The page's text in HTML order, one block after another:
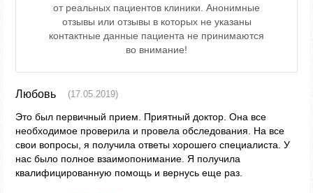
от реальных пациентов клиники. Анонимные
отзывы или отзывы в которых не указаны
контактные данные пациента не принимаются
во внимание!
Любовь (17.05.2019)
Это был первичный прием. Приятный доктор. Она все
необходимое проверила и провела обследования. На все
свои вопросы, я получила ответы хорошего специалиста. У
нас было полное взаимопонимание. Я получила
квалифицированную помощь и вернусь еще раз.